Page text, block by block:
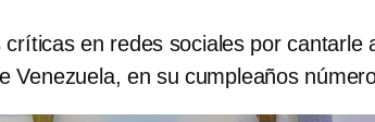
en redes sociales por cantarle
Venezuela, en su cumpleaños